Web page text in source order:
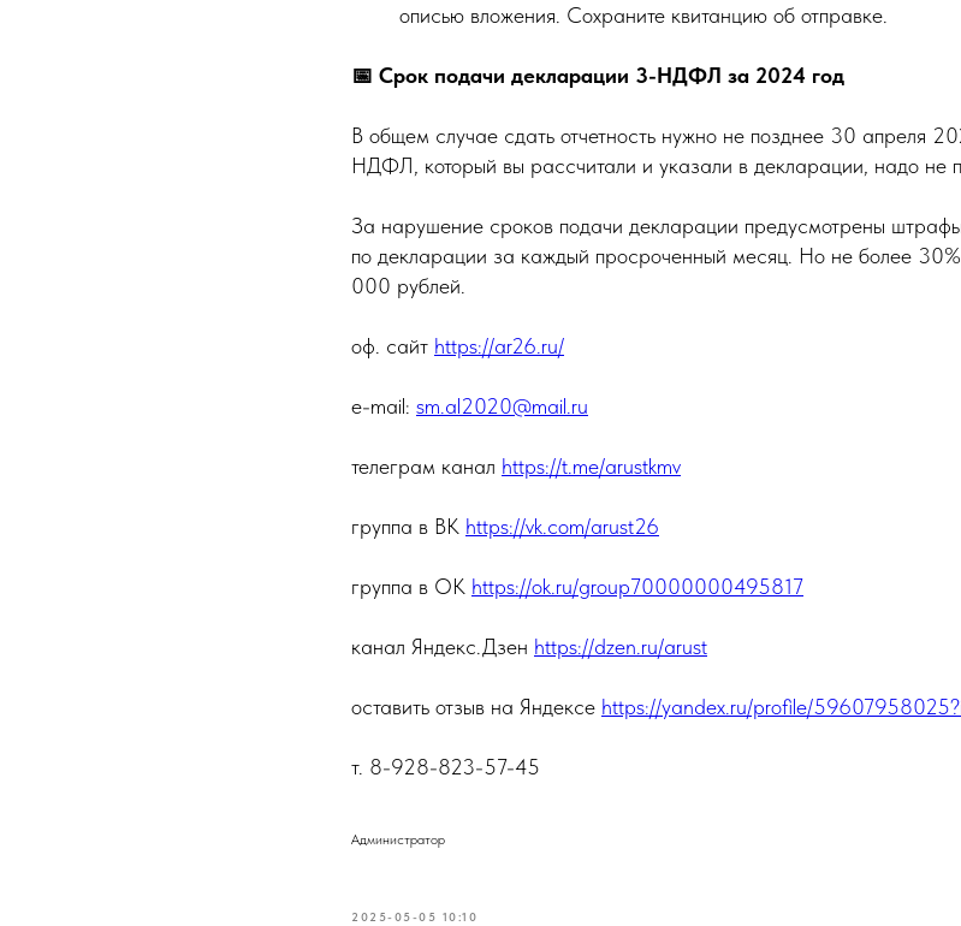
описью вложения. Сохраните квитанцию об отправке.
📅 Срок подачи декларации 3-НДФЛ за 2024 год
В общем случае сдать отчетность нужно не позднее 30 апреля
НДФЛ, который вы рассчитали и указали в декларации, надо не
За нарушение сроков подачи декларации предусмотрены
по декларации за каждый просроченный месяц. Но не более
000 рублей.
оф. сайт https://ar26.ru/
e-mail: sm.al2020@mail.ru
телеграм канал https://t.me/arustkmv
группа в ВК https://vk.com/arust26
группа в ОК https://ok.ru/group70000000495817
канал Яндекс.Дзен https://dzen.ru/arust
оставить отзыв на Яндексе https://yandex.ru/profile/
т. 8-928-823-57-45
Администратор
2025-05-05 10:10